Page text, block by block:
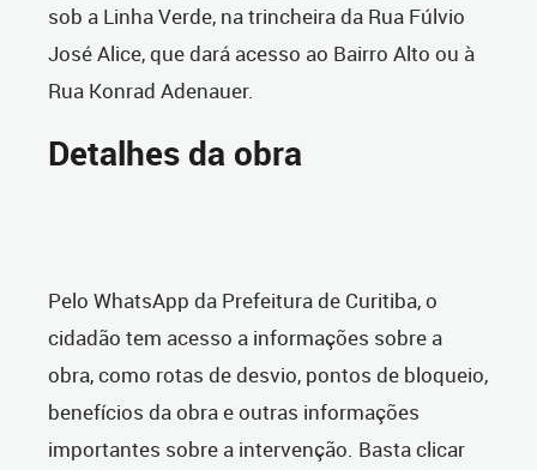
sob a Linha Verde, na trincheira da Rua Fúlvio
José Alice, que dará acesso ao Bairro Alto ou à
Rua Konrad Adenauer.
Detalhes da obra
Pelo WhatsApp da Prefeitura de Curitiba, o
cidadão tem acesso a informações sobre a
obra, como rotas de desvio, pontos de bloqueio,
benefícios da obra e outras informações
importantes sobre a intervenção. Basta clicar